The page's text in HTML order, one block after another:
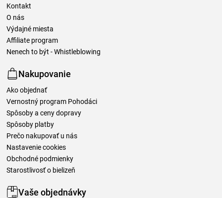
Kontakt
O nás
Výdajné miesta
Affiliate program
Nenech to být - Whistleblowing
Nakupovanie
Ako objednať
Vernostný program Pohodáci
Spôsoby a ceny dopravy
Spôsoby platby
Prečo nakupovať u nás
Nastavenie cookies
Obchodné podmienky
Starostlivosť o bielizeň
Vaše objednávky